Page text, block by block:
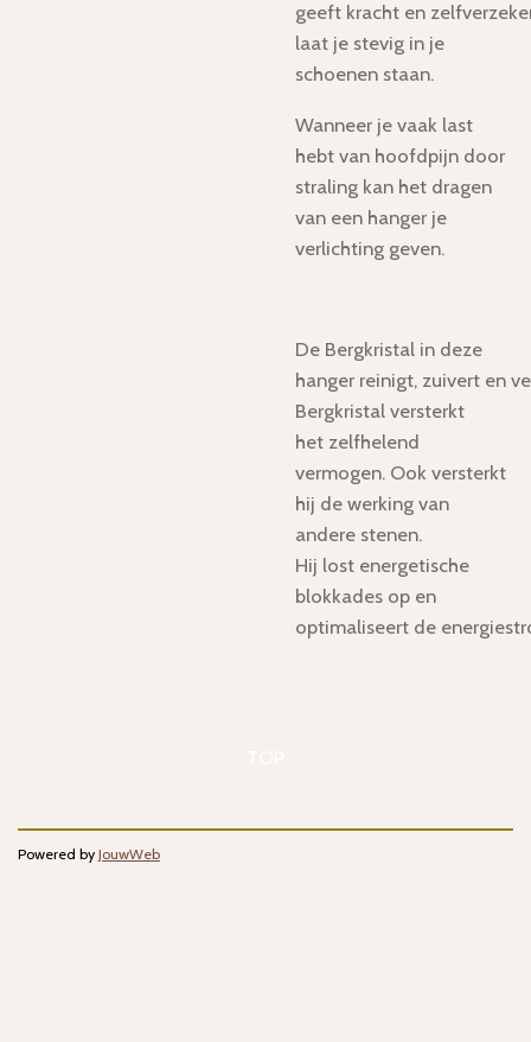
geeft kracht en
laat je stevig in je
schoenen staan.
Wanneer je vaak last
hebt van hoofdpijn door
straling kan het dragen
van een hanger je
verlichting geven.
De Bergkristal in deze
hanger reinigt, zuivert en
Bergkristal versterkt
het zelfhelend
vermogen. Ook versterkt
hij de werking van
andere stenen.
Hij lost energetische
blokkades op en
optimaliseert de
Powered by JouwWeb